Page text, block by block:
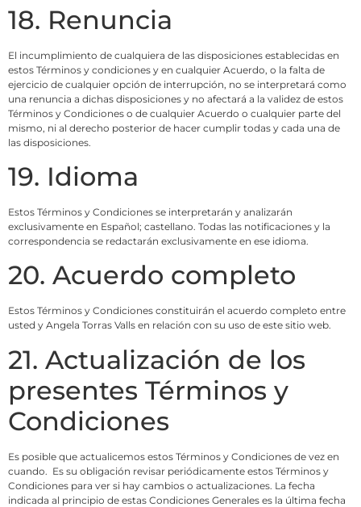
18. Renuncia
El incumplimiento de cualquiera de las disposiciones establecidas en
estos Términos y condiciones y en cualquier Acuerdo, o la falta de
ejercicio de cualquier opción de interrupción, no se interpretará como
una renuncia a dichas disposiciones y no afectará a la validez de estos
Términos y Condiciones o de cualquier Acuerdo o cualquier parte del
mismo, ni al derecho posterior de hacer cumplir todas y cada una de
las disposiciones.
19. Idioma
Estos Términos y Condiciones se interpretarán y analizarán
exclusivamente en Español; castellano. Todas las notificaciones y la
correspondencia se redactarán exclusivamente en ese idioma.
20. Acuerdo completo
Estos Términos y Condiciones constituirán el acuerdo completo entre
usted y Angela Torras Valls en relación con su uso de este sitio web.
21. Actualización de los
presentes Términos y
Condiciones
Es posible que actualicemos estos Términos y Condiciones de vez en
cuando. Es su obligación revisar periódicamente estos Términos y
Condiciones para ver si hay cambios o actualizaciones. La fecha
indicada al principio de estas Condiciones Generales es la última fecha